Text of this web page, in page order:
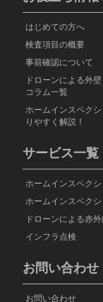
はじめての方へ
検査項目の概要
事前確認について
ドローンによる外
コラム一覧
ホームインスペク
りやすく解説！
サービス一覧
ホームインスペク
ホームインスペク
ドローンによる赤
インフラ点検
お問い合わ
お問い合わせ